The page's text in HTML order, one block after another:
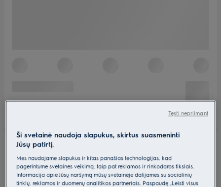
Ši svetainė naudoja slapukus, skirtus suasmeninti
Jūsų patirtį.
Mes naudojame slapukus ir kitas panašias technologijas, kad
pagerintume svetainės veikimą, taip pat reklamos ir rinkodaros tikslais.
Informacija apie Jūsų naršymą mūsų svetainėje dalijamės su socialinių
tinklų, reklamos ir duomenų analitikos partneriais. Paspaudę „Leisti visus
Tęsti nepriimant